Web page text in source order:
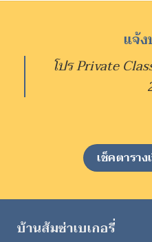
แจ้ง
โปร Private
เช็คตารา
บ้านส้มซ่าเบเกอรี่